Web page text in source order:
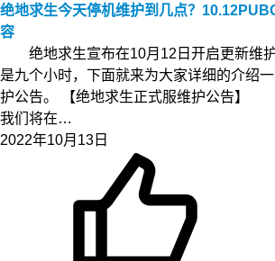
绝地求生今天停机维护到几点？
容
绝地求生宣布在10月12日开启更新维
是九个小时，下面就来为大家详细的介绍
护公告。 【绝地求生正式服维护公告】
我们将在…
2022年10月13日